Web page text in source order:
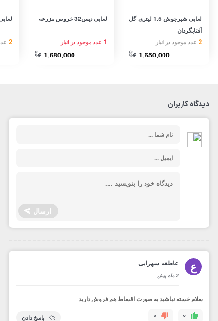
2 عدد موجود در انبار
لعابی شیرجوش 1.5 لیتری گل
آفتابگردان
1,650,000
1 عدد موجود در انبار
لعابی دیس32 خروس مزرعه
1,680,000
2
لعابی
دیدگاه کاربران
ارسال
ع عاطفه سهرابی
2 ماه پیش
سلام خسته نباشید به صورت اقساط هم فروش دارید
پاسخ دادن 0 0